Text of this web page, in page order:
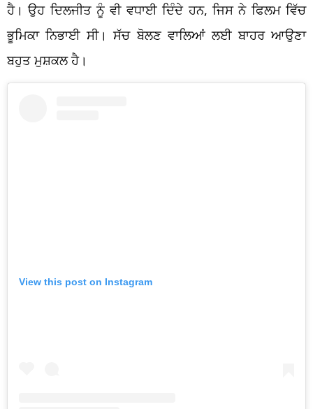
ਹੈ। ਉਹ ਦਿਲਜੀਤ ਨੂੰ ਵੀ ਵਧਾਈ ਦਿੰਦੇ ਹਨ, ਜਿਸ ਨੇ ਫਿਲਮ ਵਿੱਚ
ਭੂਮਿਕਾ ਨਿਭਾਈ ਸੀ। ਸੱਚ ਬੋਲਣ ਵਾਲਿਆਂ ਲਈ ਬਾਹਰ ਆਉਣਾ
ਬਹੁਤ ਮੁਸ਼ਕਲ ਹੈ।
View this post on Instagram